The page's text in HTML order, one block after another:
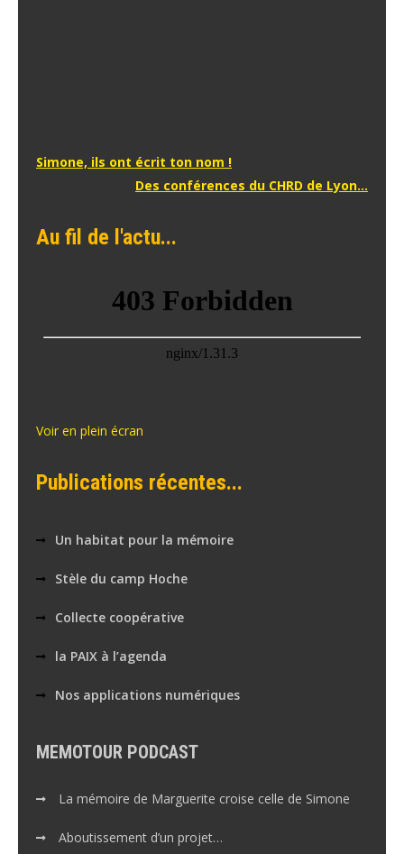
Navigation
l’article
Simone, ils ont écrit ton nom !
Des conférences du CHRD de Lyon…
Au fil de l'actu...
Voir en plein écran
Publications récentes...
Un habitat pour la mémoire
Stèle du camp Hoche
Collecte coopérative
la PAIX à l’agenda
Nos applications numériques
MEMOTOUR PODCAST
La mémoire de Marguerite croise celle de Simone
Aboutissement d’un projet…